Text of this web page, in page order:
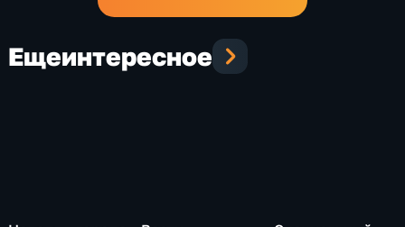
Ещеинтересное